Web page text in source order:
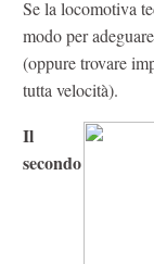
Se la locomotiva
modo per
(oppure trovare
tutta velocità).
Il
secondo